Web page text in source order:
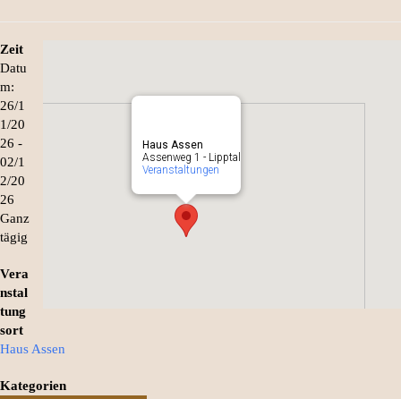
Haus Assen
Assenweg 1 - Lipptal
Veranstaltungen
Zeit
Datu
m:
26/1
1/20
26 -
02/1
2/20
26
Ganz
tägig
Vera
nstal
tung
sort
Haus Assen
Kategorien